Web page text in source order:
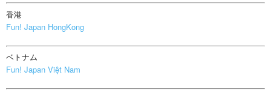
香港
Fun! Japan HongKong
ベトナム
Fun! Japan Việt Nam